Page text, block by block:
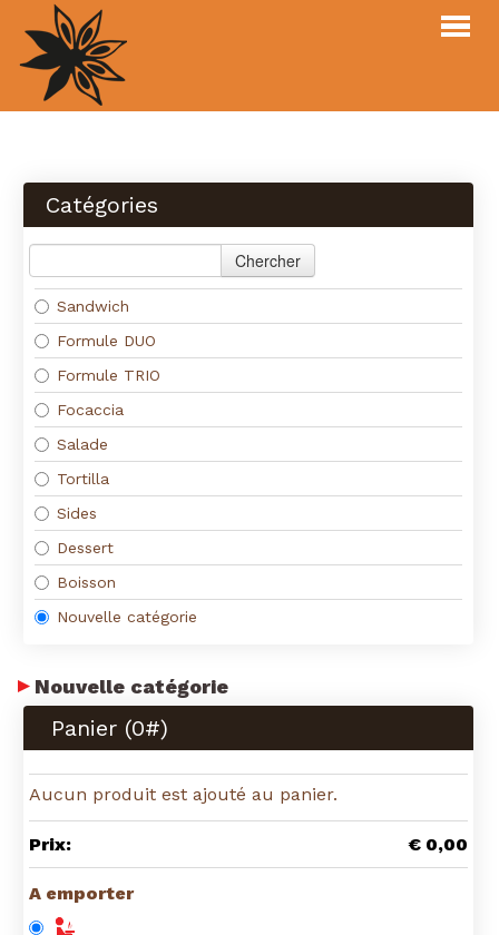
À propos
Contact
MENU COMMANDER
Catégories
Chercher
Sandwich
Formule DUO
Formule TRIO
Focaccia
Salade
Tortilla
Sides
Dessert
Boisson
Nouvelle catégorie
Nouvelle catégorie
Panier (0#)
Aucun produit est ajouté au panier.
Prix: € 0,00
A emporter